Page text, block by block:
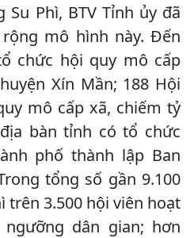
Su Phì, BTV Tỉnh ủy đã
mô hình này. Đến
chức hội quy mô cấp
Xín Mần; 188 Hội
mô cấp xã, chiếm tỷ
bàn tỉnh có tổ chức
phố thành lập Ban
tổng số gần 9.100
trên 3.500 hội viên hoạt
dân gian; hơn